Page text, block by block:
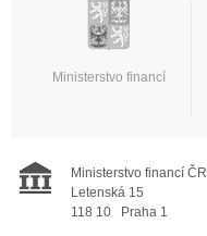
Ministerstvo financí
Ministerstvo financí ČR
Letenská 15
118 10
Praha 1